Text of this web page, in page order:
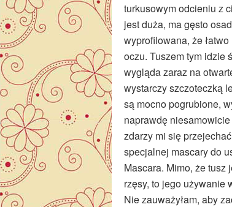
turkusowym odcieniu z
jest duża, ma gęsto
wyprofilowana, że
oczu. Tuszem tym idzie
wygląda zaraz na
wystarczy szczoteczką
są mocno pogrubione,
naprawdę
zdarzy mi się
specjalnej mascary do
Mascara. Mimo, że tusz
rzęsy, to jego używanie
Nie zauważyłam, aby